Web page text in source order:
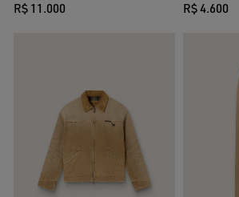
R$ 11.000 R$ 4.600